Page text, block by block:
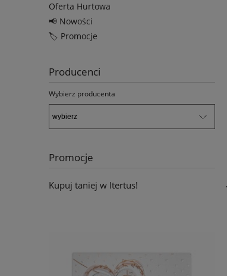
Oferta Hurtowa
📢 Nowości
🏷️ Promocje
Producenci
Wybierz producenta
Promocje
Kupuj taniej w Itertus!